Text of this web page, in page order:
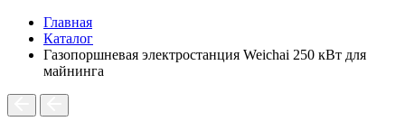
Главная
Каталог
Газопоршневая электростанция Weichai 250 кВт для
майнинга